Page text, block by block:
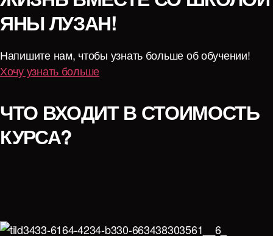
ЯНЫ ЛУЗАН!
Напишите нам, чтобы узнать больше об обучении!
Хочу узнать больше
ЧТО ВХОДИТ В СТОИМОСТЬ
КУРСА?